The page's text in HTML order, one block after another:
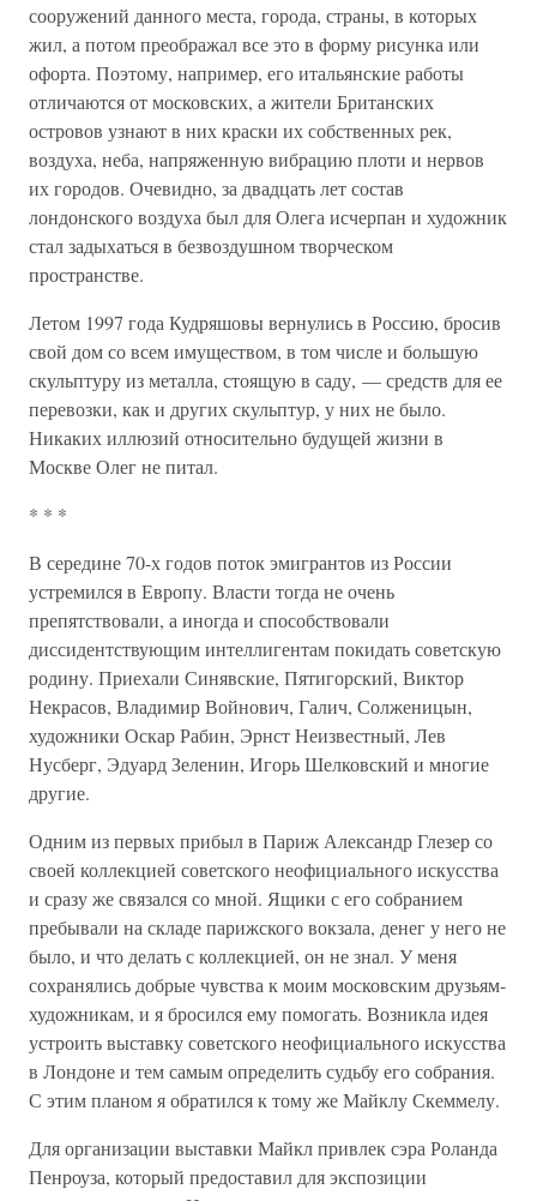
сооружений данного места, города, страны, в которых
жил, а потом преображал все это в форму рисунка или
офорта. Поэтому, например, его итальянские работы
отличаются от московских, а жители Британских
островов узнают в них краски их собственных рек,
воздуха, неба, напряженную вибрацию плоти и нервов
их городов. Очевидно, за двадцать лет состав
лондонского воздуха был для Олега исчерпан и художник
стал задыхаться в безвоздушном творческом
пространстве.
Летом 1997 года Кудряшовы вернулись в Россию, бросив
свой дом со всем имуществом, в том числе и большую
скульптуру из металла, стоящую в саду, — средств для ее
перевозки, как и других скульптур, у них не было.
Никаких иллюзий относительно будущей жизни в
Москве Олег не питал.
* * *
В середине 70-х годов поток эмигрантов из России
устремился в Европу. Власти тогда не очень
препятствовали, а иногда и способствовали
диссидентствующим интеллигентам покидать советскую
родину. Приехали Синявские, Пятигорский, Виктор
Некрасов, Владимир Войнович, Галич, Солженицын,
художники Оскар Рабин, Эрнст Неизвестный, Лев
Нусберг, Эдуард Зеленин, Игорь Шелковский и многие
другие.
Одним из первых прибыл в Париж Александр Глезер со
своей коллекцией советского неофициального искусства
и сразу же связался со мной. Ящики с его собранием
пребывали на складе парижского вокзала, денег у него не
было, и что делать с коллекцией, он не знал. У меня
сохранялись добрые чувства к моим московским друзьям-
художникам, и я бросился ему помогать. Возникла идея
устроить выставку советского неофициального искусства
в Лондоне и тем самым определить судьбу его собрания.
С этим планом я обратился к тому же Майклу Скеммелу.
Для организации выставки Майкл привлек сэра Роланда
Пенроуза, который предоставил для экспозиции